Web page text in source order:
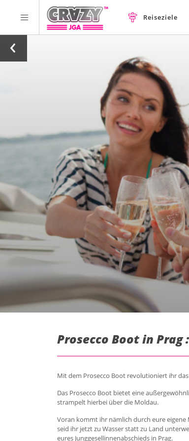
Reiseziele
Prosecco Boot in
Mit dem Prosecco Boot revolutioniert ihr das
Das Prosecco Boot bietet eine
strampelt hierbei über die Moldau.
Voran kommt ihr nämlich durch eure
seid ihr jetzt zu Wasser statt zu Land
eures Junggesellinnenabschieds in Prag.